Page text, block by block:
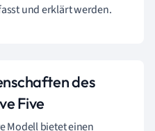
und erklärt werden.
des
Five
Modell bietet einen